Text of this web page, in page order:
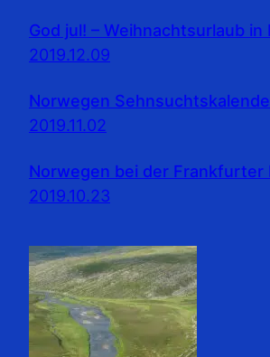
God jul! – Weihnachtsurlaub in
2019.12.09
Norwegen
2019.11.02
Norwegen bei der Frankfurter
2019.10.23